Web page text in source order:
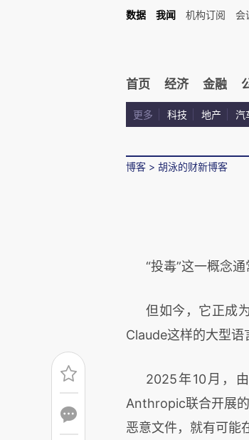
数据 我闻 机构订阅 会
首页 经济 金融
更多 科技 地产 汽
博客 > 胡泳的财新博客
“投毒”这一概念
但如今，它正成
Claude这样的大型语
2025年10月，
Anthropic联合开展
恶意文件，就有可能